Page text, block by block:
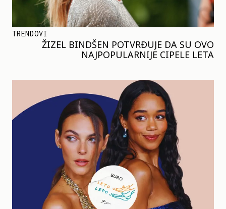
TRENDOVI
ŽIZEL BINDŠEN POTVRĐUJE DA SU OVO
NAJPOPULARNIJE CIPELE LETA